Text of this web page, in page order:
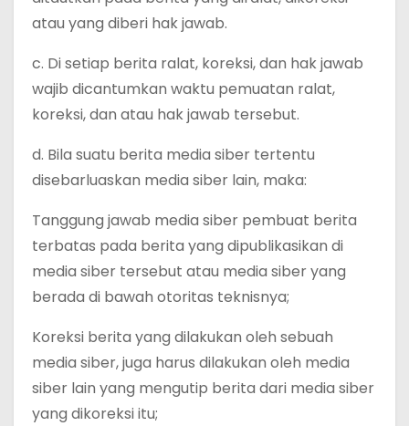
atau yang diberi hak jawab.
c. Di setiap berita ralat, koreksi, dan hak jawab
wajib dicantumkan waktu pemuatan ralat,
koreksi, dan atau hak jawab tersebut.
d. Bila suatu berita media siber tertentu
disebarluaskan media siber lain, maka:
Tanggung jawab media siber pembuat berita
terbatas pada berita yang dipublikasikan di
media siber tersebut atau media siber yang
berada di bawah otoritas teknisnya;
Koreksi berita yang dilakukan oleh sebuah
media siber, juga harus dilakukan oleh media
siber lain yang mengutip berita dari media siber
yang dikoreksi itu;